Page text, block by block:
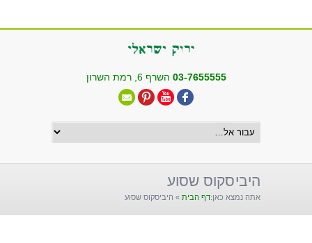
03-7655555 השרף 6, רמת השרון
היביסקוס שסוע
אתה נמצא כאן:דף הבית » היביסקוס שסוע